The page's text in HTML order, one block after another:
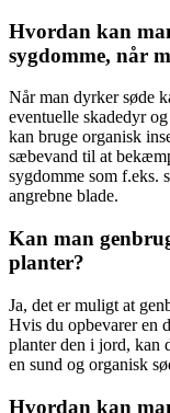
Hvordan kan
sygdomme, når
Når man dyrker søde
eventuelle skadedyr
kan bruge organisk
sæbevand til at
sygdomme som f.eks.
angrebne blade.
Kan man
planter?
Ja, det er muligt at
Hvis du opbevarer en
planter den i jord, kan
en sund og organisk
Hvordan kan